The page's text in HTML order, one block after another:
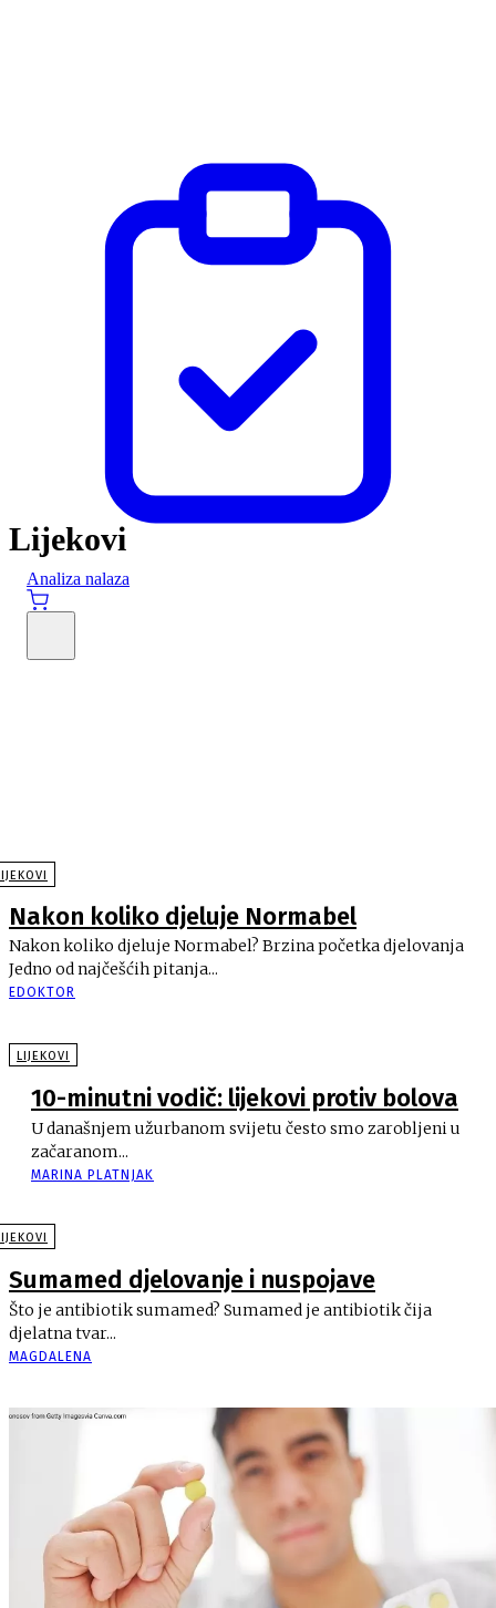
Analiza nalaza
Lijekovi
Nakon koliko djeluje Normabel
Nakon koliko djeluje Normabel? Brzina početka djelovanja
Jedno od najčešćih pitanja...
EDOKTOR
LIJEKOVI
10-minutni vodič: lijekovi protiv bolova
U današnjem užurbanom svijetu često smo zarobljeni u
začaranom...
MARINA PLATNJAK
Sumamed djelovanje i nuspojave
Što je antibiotik sumamed? Sumamed je antibiotik čija
djelatna tvar...
MAGDALENA